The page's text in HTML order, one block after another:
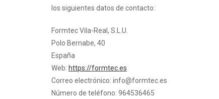
los siguientes datos de contacto:
Formtec Vila-Real, S.L.U.
Polo Bernabe, 40
España
Web: https://formtec.es
Correo electrónico: se.cetmrof@ofni
Número de teléfono: 964536465